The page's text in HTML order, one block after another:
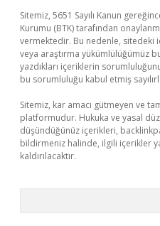
Sitemiz, 5651 Sayılı Kanun
Kurumu (BTK) tarafından
vermektedir. Bu nedenle,
veya araştırma yükümlülüğümüz
yazdıkları içeriklerin
bu sorumluluğu kabul etmiş
Sitemiz, kar amacı gütmeyen ve
platformudur. Hukuka ve yasal
düşündüğünüz içerikleri,
bildirmeniz halinde, ilgili içerikler
kaldırılacaktır.